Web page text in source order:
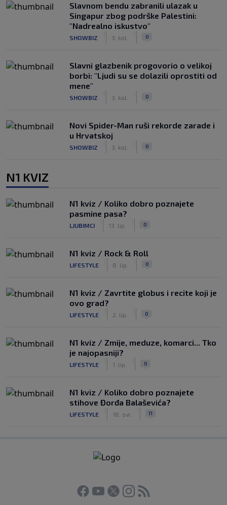
Slavnom bendu zabranili ulazak u
Singapur zbog podrške Palestini:
"Nadrealno iskustvo"
SHOWBIZ 3. kol. 0
Slavni glazbenik progovorio o velikoj
borbi: "Ljudi su se dolazili oprostiti od
mene"
SHOWBIZ 3. kol. 0
Novi Spider-Man ruši rekorde zarade i
u Hrvatskoj
SHOWBIZ 3. kol. 0
N1 KVIZ
N1 kviz / Koliko dobro poznajete
pasmine pasa?
LJUBIMCI 13. lip. 0
N1 kviz / Rock & Roll
LIFESTYLE 8. lip. 0
N1 kviz / Zavrtite globus i recite koji je
ovo grad?
LIFESTYLE 2. lip. 0
N1 kviz / Zmije, meduze, komarci... Tko
je najopasniji?
LIFESTYLE 1. lip. 0
N1 kviz / Koliko dobro poznajete
stihove Đorđa Balaševića?
LIFESTYLE 18. svi. 11